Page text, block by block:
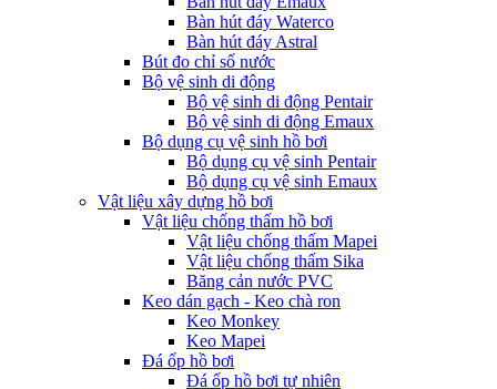
Bàn hút đáy Waterco
Bàn hút đáy Astral
Bút đo chỉ số nước
Bộ vệ sinh di động
Bộ vệ sinh di động Pentair
Bộ vệ sinh di động Emaux
Bộ dụng cụ vệ sinh hồ bơi
Bộ dụng cụ vệ sinh Pentair
Bộ dụng cụ vệ sinh Emaux
Vật liệu xây dựng hồ bơi
Vật liệu chống thấm hồ bơi
Vật liệu chống thấm Mapei
Vật liệu chống thấm Sika
Băng cản nước PVC
Keo dán gạch - Keo chà ron
Keo Monkey
Keo Mapei
Đá ốp hồ bơi
Đá ốp hồ bơi tự nhiên